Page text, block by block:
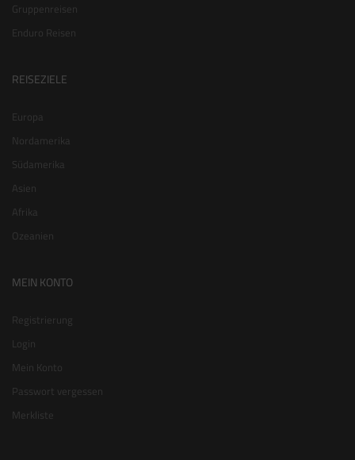
Gruppenreisen
Enduro Reisen
REISEZIELE
Europa
Nordamerika
Südamerika
Asien
Afrika
Ozeanien
MEIN KONTO
Registrierung
Login
Mein Konto
Passwort vergessen
Merkliste